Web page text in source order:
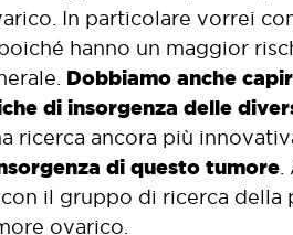
In particolare vorrei
hanno un maggior
Dobbiamo anche
di insorgenza delle
ricerca ancora più
di questo tumore
il gruppo di ricerca della
ovarico.